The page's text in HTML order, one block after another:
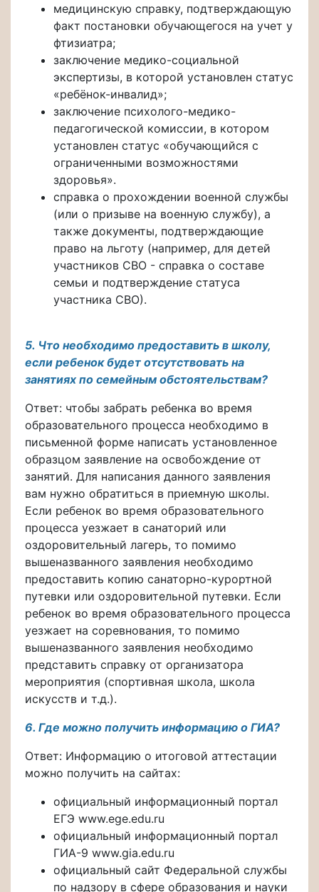
медицинскую справку, подтверждающую
факт постановки обучающегося на учет у
фтизиатра;
заключение медико-социальной
экспертизы, в которой установлен статус
«ребёнок-инвалид»;
заключение психолого-медико-
педагогической комиссии, в котором
установлен статус «обучающийся с
ограниченными возможностями
здоровья».
справка о прохождении военной службы
(или о призыве на военную службу), а
также документы, подтверждающие
право на льготу (например, для детей
участников СВО - справка о составе
семьи и подтверждение статуса
участника СВО).
5. Что необходимо предоставить в школу,
если ребенок будет отсутствовать на
занятиях по семейным обстоятельствам?
Ответ: чтобы забрать ребенка во время
образовательного процесса необходимо в
письменной форме написать установленное
образцом заявление на освобождение от
занятий. Для написания данного заявления
вам нужно обратиться в приемную школы.
Если ребенок во время образовательного
процесса уезжает в санаторий или
оздоровительный лагерь, то помимо
вышеназванного заявления необходимо
предоставить копию санаторно-курортной
путевки или оздоровительной путевки. Если
ребенок во время образовательного процесса
уезжает на соревнования, то помимо
вышеназванного заявления необходимо
представить справку от организатора
мероприятия (спортивная школа, школа
искусств и т.д.).
6. Где можно получить информацию о ГИА?
Ответ: Информацию о итоговой аттестации
можно получить на сайтах:
официальный информационный портал
ЕГЭ www.ege.edu.ru
официальный информационный портал
ГИА-9 www.gia.edu.ru
официальный сайт Федеральной службы
по надзору в сфере образования и науки